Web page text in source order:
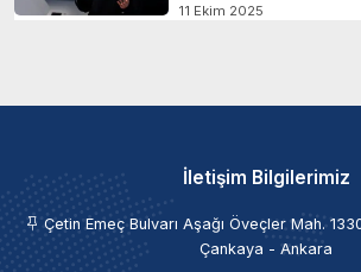
11 Ekim 2025
İletişim Bilgilerimiz
Çetin Emeç Bulvarı Aşağı Öveçler Mah.
Çankaya - Ankara